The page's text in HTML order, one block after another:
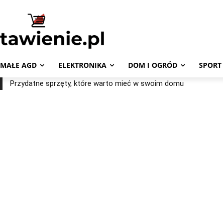
MAŁE AGD ELEKTRONIKA DOM I OGRÓD SPORT
Przydatne sprzęty, które warto mieć w swoim domu